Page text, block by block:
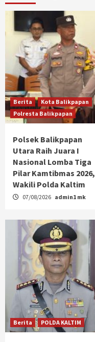
Berita
Kota Balikpapan
Polresta Balikpapan
Polsek Balikpapan
Utara Raih Juara I
Nasional Lomba Tiga
Pilar Kamtibmas 2026,
Wakili Polda Kaltim
07/08/2026 admin1 mk
Berita POLDA KALTIM